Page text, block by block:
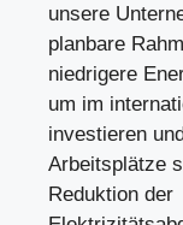
unsere
planbare
niedrigere
um im
investieren
Arbeitsplätze
Reduktion der